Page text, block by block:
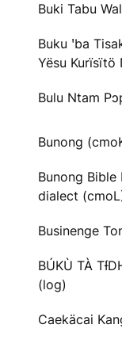
Buki Tabu
Buku ꞌba
Yësu Kurïsïtö
Bulu Ntam
Bunong
Bunong
dialect
Businenge
BÚKÙ TÀ
(log)
Caekäcai